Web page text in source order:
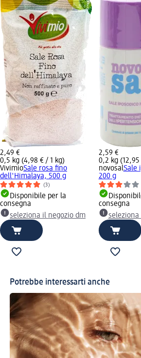
2,49 €
0,5 kg (4,98 € / 1 kg)
VivimioSale rosa fino
dell'Himalaya, 500 g
(3)
Disponibile per la
consegna
seleziona il negozio dm
2,59 €
0,2 kg (12,95
novosalSale
200 g
consegna
seleziona
Potrebbe interessarti anche